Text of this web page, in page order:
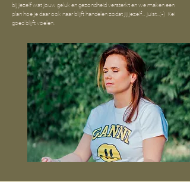
bij jezelf wat jouw geluk en gezondheid versterkt en we maken een
plan hoe je daar ook naar blijft handelen zodat jij jezelf… juist…;-) Kei
goed blijft voelen.